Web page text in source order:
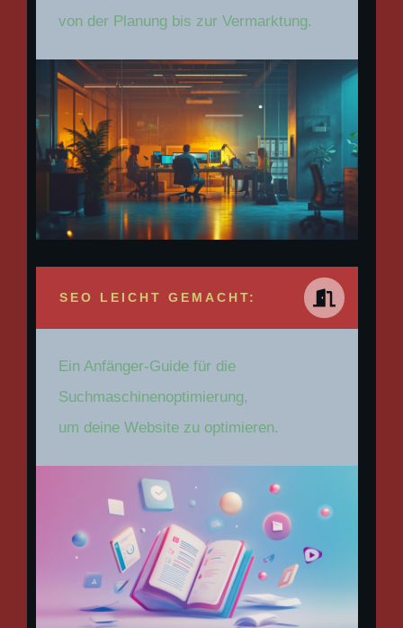
von der Planung bis zur Vermarktung.
SEO LEICHT GEMACHT:
Ein Anfänger-Guide für die
Suchmaschinenoptimierung,
um deine Website zu optimieren.